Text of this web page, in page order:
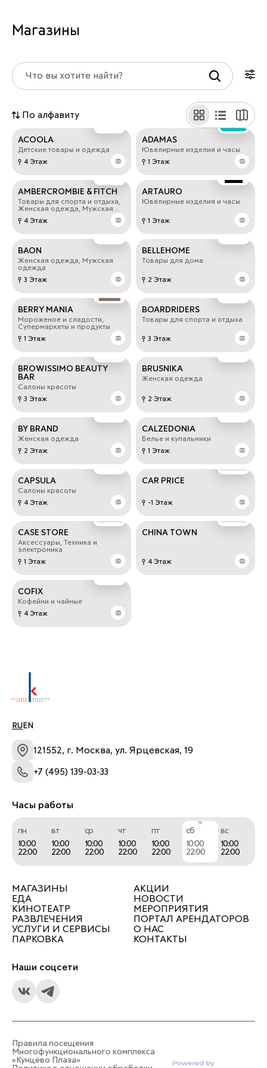
Магазины
По алфавиту
ACOOLA
Детские товары и одежда
4 Этаж
ADAMAS
Ювелирные изделия и часы
1 Этаж
AMBERCROMBIE & FITCH
Товары для спорта и отдыха,
Женская одежда, Мужская
4 Этаж
ARTAURO
Ювелирные изделия и часы
1 Этаж
BAON
Женская одежда, Мужская
одежда
3 Этаж
BELLEHOME
Товары для дома
2 Этаж
BERRY MANIA
Мороженое и сладости,
Супермаркеты и продукты
1 Этаж
BOARDRIDERS
Товары для спорта и отдыха
3 Этаж
BROWISSIMO BEAUTY
BAR
Салоны красоты
3 Этаж
BRUSNIKA
Женская одежда
2 Этаж
BY BRAND
Женская одежда
2 Этаж
CALZEDONIA
Белье и купальники
1 Этаж
CAPSULA
Салоны красоты
4 Этаж
CAR PRICE
-1 Этаж
CASE STORE
Аксессуары, Техника и
электроника
1 Этаж
CHINA TOWN
4 Этаж
COFIX
Кофейни и чайные
4 Этаж
RU EN
121552, г. Москва, ул. Ярцевская, 19
+7 (495) 139-03-33
Часы работы
пн
10:00
22:00
вт
10:00
22:00
ср
10:00
22:00
чт
10:00
22:00
пт
10:00
22:00
сб
10:00
22:00
вс
10:00
22:00
МАГАЗИНЫ
ЕДА
КИНОТЕАТР
РАЗВЛЕЧЕНИЯ
УСЛУГИ И СЕРВИСЫ
ПАРКОВКА
АКЦИИ
НОВОСТИ
МЕРОПРИЯТИЯ
ПОРТАЛ АРЕНДАТОРОВ
О НАС
КОНТАКТЫ
Наши соцсети
Правила посещения
Многофункционального комплекса
«Кунцево Плаза»